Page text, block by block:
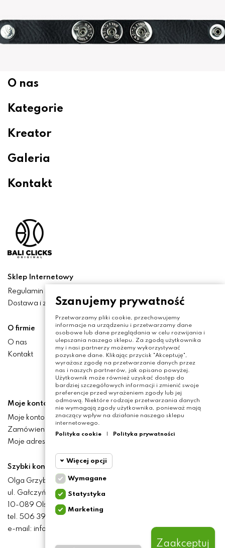
O nas
Kategorie
Kreator
Galeria
Kontakt
Sklep Internetowy
Regulamin
Dostawa i zwroty
O firmie
O nas
Kontakt
Moje konto
Moje konto
Zamówienia
Moje adresy
Szybki kontakt
Olga Grzyb STILO
ul. Gałczyńskiego 24
10-089 Olsztyn
tel. 506 393 457
e-mail: info@baliclicksoriginal.pl
Szanujemy prywatność
Przetwarzamy pliki cookie, przechowujemy
informacje na urządzeniu i przetwarzamy dane
osobowe lub dane przeglądania w celu rozwijania i
ulepszania naszego sklepu. Za zgodą użytkownika
my i nasi partnerzy możemy wykorzystywać
pozyskane dane. Klikając przycisk "Akceptuję",
wyrażasz zgodę na przetwarzanie danych przez
nas i naszych partnerów, jak opisano powyżej.
Użytkownik może również uzyskać dostęp do
bardziej szczegółowych informacji i zmienić swoje
preferencje przed wyrażeniem zgody lub jej
odmową. Niektóre rodzaje przetwarzania danych
nie wymagają zgody użytkownika, ponieważ mają
znaczący wpływ na działanie naszego sklepu
internetowego.
Polityka cookie
Polityka prywatności
Więcej opcji
Wymagane
cookie wymagane do
przeglądania witryny i
Cookie
Wymagane
Statystyka
Marketing
Zaakceptuj